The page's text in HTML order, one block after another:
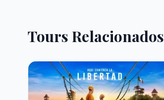
Tours Relacionados